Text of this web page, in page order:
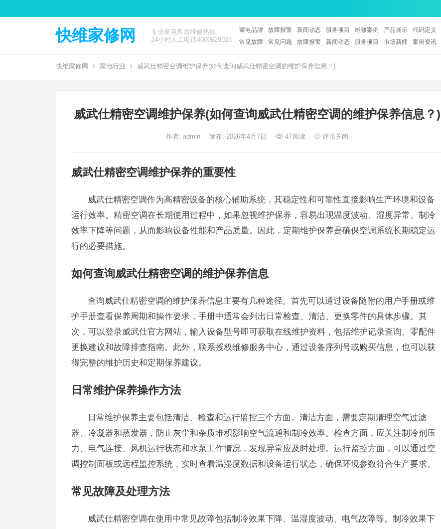
快维家修网
专业家电售后维修热线
24小时人工电话4000629028
家电品牌 故障报警 新闻动态 服务项目 维修案例 产品展示 代码定义
常见故障
常见问题 故障报警 新闻动态 服务项目 市场新闻 案例资讯
快维家修网 家电行业 威武仕精密空调维护保养(如何查询威武仕精密空调的维护保养信息？)
威武仕精密空调维护保养(如何查询威武仕精密空调的维护保养信息？)
作者: admin 发布: 2026年4月7日 47阅读 评论关闭
威武仕精密空调维护保养的重要性
威武仕精密空调作为高精密设备的核心辅助系统，其稳定性和可靠性直接影响生产环境和设备
运行效率。精密空调在长期使用过程中，如果忽视维护保养，容易出现温度波动、湿度异常、制冷
效率下降等问题，从而影响设备性能和产品质量。因此，定期维护保养是确保空调系统长期稳定运
行的必要措施。
如何查询威武仕精密空调的维护保养信息
查询威武仕精密空调的维护保养信息主要有几种途径。首先可以通过设备随附的用户手册或维
护手册查看保养周期和操作要求，手册中通常会列出日常检查、清洁、更换零件的具体步骤。其
次，可以登录威武仕官方网站，输入设备型号即可获取在线维护资料，包括维护记录查询、零配件
更换建议和故障排查指南。此外，联系授权维修服务中心，通过设备序列号或购买信息，也可以获
得完整的维护历史和定期保养建议。
日常维护保养操作方法
日常维护保养主要包括清洁、检查和运行监控三个方面。清洁方面，需要定期清理空气过滤
器、冷凝器和蒸发器，防止灰尘和杂质堆积影响空气流通和制冷效率。检查方面，应关注制冷剂压
力、电气连接、风机运行状态和水泵工作情况，发现异常应及时处理。运行监控方面，可以通过空
调控制面板或远程监控系统，实时查看温湿度数据和设备运行状态，确保环境参数符合生产要求。
常见故障及处理方法
威武仕精密空调在使用中常见故障包括制冷效果下降、温湿度波动、电气故障等。制冷效果下